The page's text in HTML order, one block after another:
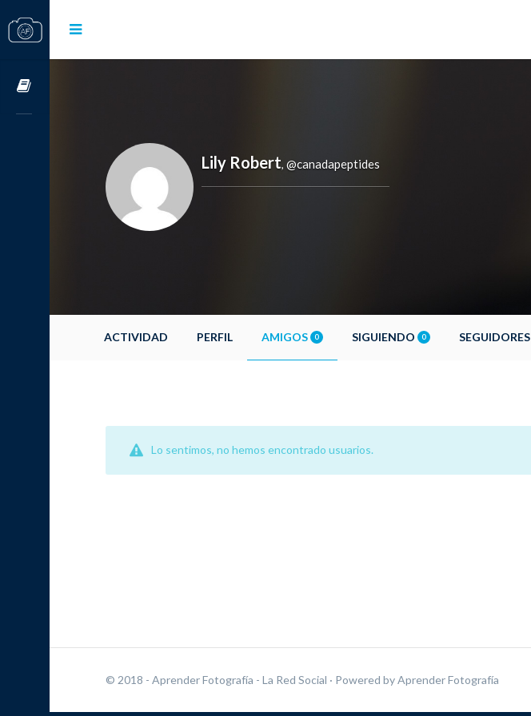
Lily Robert, @canadapeptides
ACTIVIDAD PERFIL AMIGOS 0 SIGUIENDO 0 SEGUIDORES
Lo sentimos, no hemos encontrado usuarios.
© 2018 - Aprender Fotografía - La Red Social · Powered byAprender Fotografía